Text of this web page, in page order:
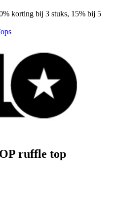
korting bij 3 stuks, 15% bij 5
ruffle top